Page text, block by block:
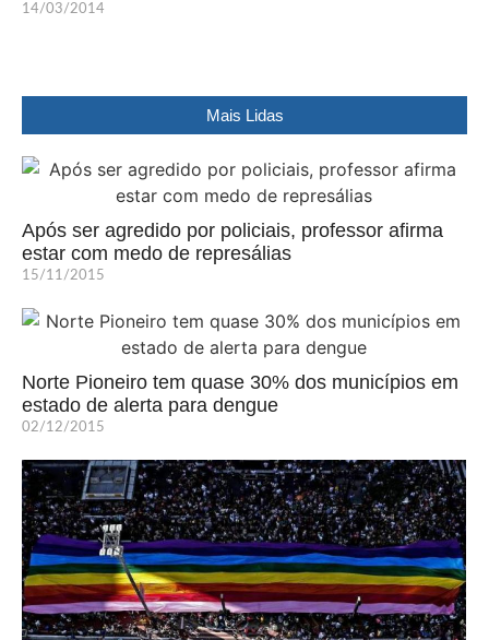
14/03/2014
Mais Lidas
Após ser agredido por policiais, professor afirma
estar com medo de represálias
15/11/2015
Norte Pioneiro tem quase 30% dos municípios em
estado de alerta para dengue
02/12/2015